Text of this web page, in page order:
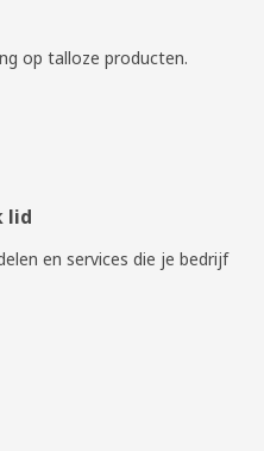
op talloze producten.
lid
en services die je bedrijf